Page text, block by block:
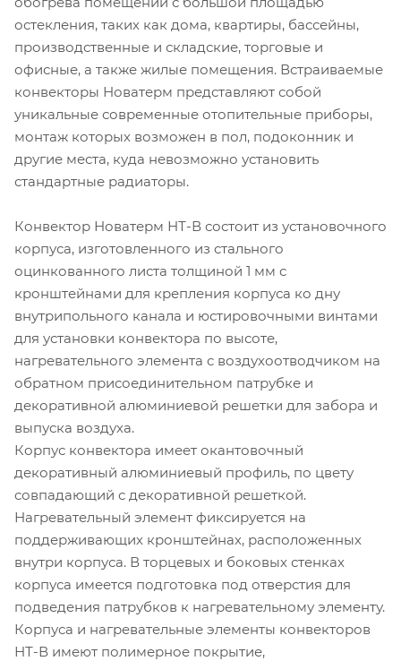
остекления, таких как дома, квартиры, бассейны,
производственные и складские, торговые и
офисные, а также жилые помещения. Встраиваемые
конвекторы Новатерм представляют собой
уникальные современные отопительные приборы,
монтаж которых возможен в пол, подоконник и
другие места, куда невозможно установить
стандартные радиаторы.
Конвектор Новатерм НТ-В состоит из установочного
корпуса, изготовленного из стального
оцинкованного листа толщиной 1 мм с
кронштейнами для крепления корпуса ко дну
внутрипольного канала и юстировочными винтами
для установки конвектора по высоте,
нагревательного элемента с воздухоотводчиком на
обратном присоединительном патрубке и
декоративной алюминиевой решетки для забора и
выпуска воздуха.
Корпус конвектора имеет окантовочный
декоративный алюминиевый профиль, по цвету
совпадающий с декоративной решеткой.
Нагревательный элемент фиксируется на
поддерживающих кронштейнах, расположенных
внутри корпуса. В торцевых и боковых стенках
корпуса имеется подготовка под отверстия для
подведения патрубков к нагревательному элементу.
Корпуса и нагревательные элементы конвекторов
НТ-В имеют полимерное покрытие,